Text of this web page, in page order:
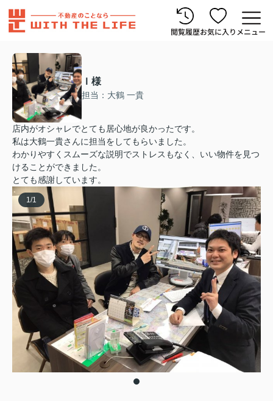
閲覧履歴お気に入り メニュー
Ｉ様
担当：大鶴 一貴
店内がオシャレでとても居心地が良かったです。
私は大鶴一貴さんに担当をしてもらいました。
わかりやすくスムーズな説明でストレスもなく、いい物件を見つ
けることができました。
とても感謝しています。
1/1